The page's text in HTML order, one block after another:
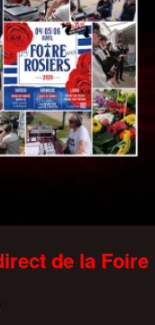
de la Foire